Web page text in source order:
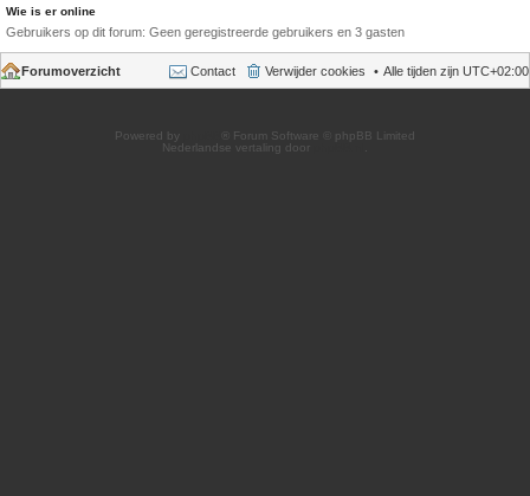
Wie is er online
Gebruikers op dit forum: Geen geregistreerde gebruikers en 3 gasten
Forumoverzicht Alle tijden zijn UTC+02:00
Verwijder cookies
Contact
Powered by
® Forum Software © phpBB Limited
Nederlandse vertaling door
.